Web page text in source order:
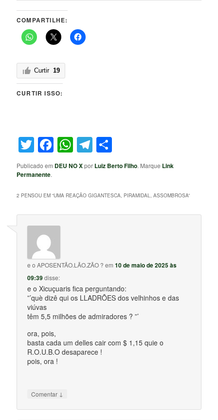
COMPARTILHE:
Curtir 19
CURTIR ISSO:
Twitter
Facebook
WhatsApp
Telegram
Publicado em DEU NO Xpor Luiz Berto Filho. Marque Link
Permanente.
2 PENSOU EM “UMA REAÇÃO GIGANTESCA, PIRAMIDAL, ASSOMBROSA”
e o APOSENTÃO.LÃO.ZÃO ? em10 de maio de 2025 às
09:39disse:
e o Xicuçuaris fica perguntando:
”’què dizê qui os LLADRÕES dos velhinhos e das
viúvas
têm 5,5 milhões de admiradores ? ”’
ora, pois,
basta cada um delles cair com $ 1,15 quie o
R.O.U.B.O desaparece !
pois, ora !
Comentar ↓